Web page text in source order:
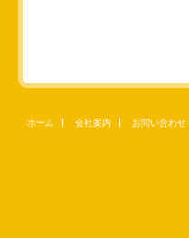
ホーム 会社案内 お問い合わせ